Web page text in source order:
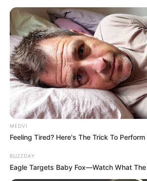
MEDVI
Feeling Tired? Here's The Trick To
BUZZDAY
Eagle Targets Baby Fox—Watch What